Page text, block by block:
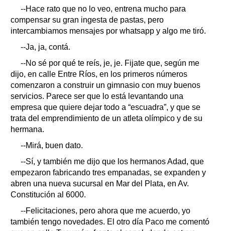
--Hace rato que no lo veo, entrena mucho para
compensar su gran ingesta de pastas, pero
intercambiamos mensajes por whatsapp y algo me tiró.
--Ja, ja, contá.
--No sé por qué te reís, je, je. Fijate que, según me
dijo, en calle Entre Ríos, en los primeros números
comenzaron a construir un gimnasio con muy buenos
servicios. Parece ser que lo está levantando una
empresa que quiere dejar todo a “escuadra”, y que se
trata del emprendimiento de un atleta olímpico y de su
hermana.
--Mirá, buen dato.
--Sí, y también me dijo que los hermanos Adad, que
empezaron fabricando tres empanadas, se expanden y
abren una nueva sucursal en Mar del Plata, en Av.
Constitución al 6000.
--Felicitaciones, pero ahora que me acuerdo, yo
también tengo novedades. El otro día Paco me comentó